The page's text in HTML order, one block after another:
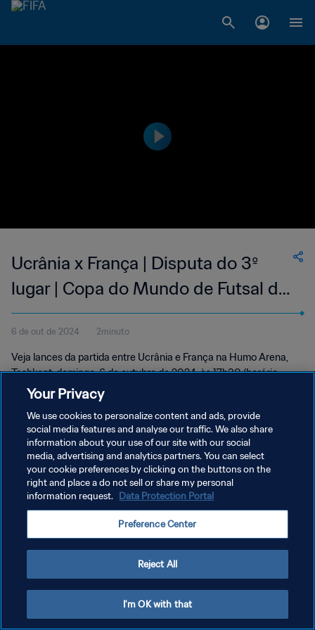
Ucrânia x França | Disputa do 3º
lugar | Copa do Mundo de Futsal da
FIFA Uzbequistão 2024™ | Melhores
momentos
6 de out de 2024 2minuto
Veja lances da partida entre Ucrânia e França na Humo Arena,
Tashkent, domingo, 6 de outubro de 2024, às 17h30 (horário
local).
POLÍTICA DE PRIVACIDADE
TERMOS DE SERVIÇO
ADMINISTRAR AS PREFERÊNCIAS DE COOKIES
Your Privacy
We use cookies to personalize content and ads, provide
social media features and analyse our traffic. We also share
information about your use of our site with our social
media, advertising and analytics partners. You can select
your cookie preferences by clicking on the buttons on the
right and place a do not sell or share my personal
information request. Data Protection Portal
Preference Center
Reject All
I'm OK with that